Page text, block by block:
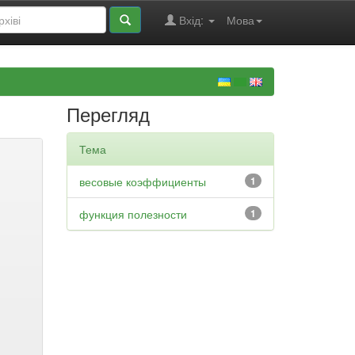
Мова
Вхід:
Перегляд
Тема
1
весовые коэффициенты
1
функция полезности